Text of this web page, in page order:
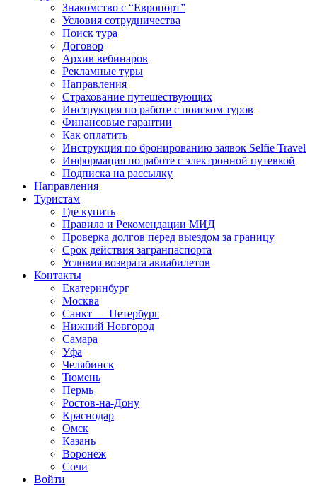
Знакомство с “Европорт”
Условия сотрудничества
Поиск тура
Договор
Архив вебинаров
Рекламные туры
Направления
Страхование путешествующих
Инструкция по работе с поиском туров
Финансовые гарантии
Как оплатить
Инструкция по бронированию заявок Selfie Travel
Информация по работе с электронной путевкой
Подписка на рассылку
Направления
Туристам
Где купить
Правила и Рекомендации МИД
Проверка долгов перед выездом за границу
Срок действия загранпаспорта
Условия возврата авиабилетов
Контакты
Екатеринбург
Москва
Санкт — Петербург
Нижний Новгород
Самара
Уфа
Челябинск
Тюмень
Пермь
Ростов-на-Дону
Краснодар
Омск
Казань
Воронеж
Сочи
Войти